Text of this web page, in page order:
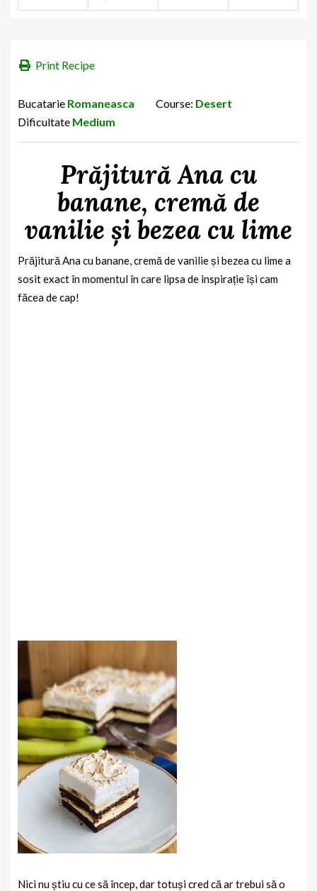
Print Recipe
Bucatarie Romaneasca Course: Desert
Dificultate Medium
Prăjitură Ana cu
banane, cremă de
vanilie și bezea cu lime
Prăjitură Ana cu banane, cremă de vanilie și bezea cu lime a
sosit exact în momentul în care lipsa de inspirație își cam
făcea de cap!
Nici nu știu cu ce să încep, dar totuși cred că ar trebui să o